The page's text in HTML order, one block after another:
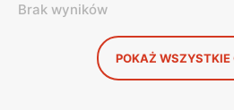
Brak wyników
POKAŻ WSZYSTKIE